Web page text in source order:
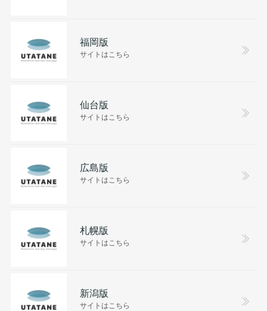
福岡版
サイトはこちら
仙台版
サイトはこちら
広島版
サイトはこちら
札幌版
サイトはこちら
新潟版
サイトはこちら